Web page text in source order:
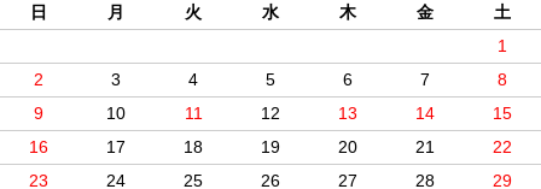
日
月 火 水 木 金
土
1
2
3 4 5 6 7
8
9
10 11 12 13 14
15
16
17 18 19 20 21
22
23
24 25 26 27 28 29